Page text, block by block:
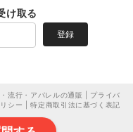
け取る
登録
流行・アパレルの通販 | プライバ
シー
|特定商取引法に基づく表記